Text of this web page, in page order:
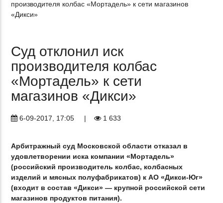
производителя колбас «Мортадель» к сети магазинов
«Дикси»
Суд отклонил иск
производителя колбас
«Мортадель» к сети
магазинов «Дикси»
6-09-2017, 17:05 | 1 633
Арбитражный суд Московской области отказал в
удовлетворении иска компании «Мортадель»
(российский производитель колбас, колбасных
изделий и мясных полуфабрикатов) к АО «Дикси-Юг»
(входит в состав «Дикси» — крупной российской сети
магазинов продуктов питания).